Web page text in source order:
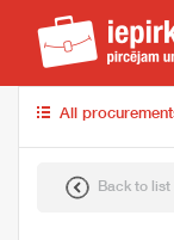
All
Back to list